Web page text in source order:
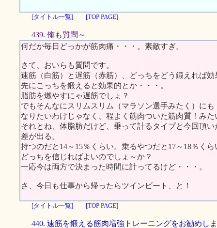
[タイトル一覧] [TOP PAGE]
439. 俺も質問～
何だか毎日どっかが筋肉痛・・・。素敵すぎ。
さて、おいらも質問です。
速筋（白筋）と遅筋（赤筋）、どっちをどう鍛えれば
先にこっちを鍛えると効果的とか・・・。
脂肪を燃やすにゃ遅筋でしょ？
でもそんなにスリムスリム（マラソン選手みたく）にも
なりたいわけじゃなく、程よく筋肉ついた筋肉質！み
それとね、体脂肪だけど、乗って計るタイプと今回頂
差が出る。
持つのだと14～15％くらい。乗るやつだと17～18％くら
どっちを信じればよいのでしょ～か？
一応今は両方で決まった時間に計ってるけど・・・。
さ、今日も仕事から帰ったらツインビート、と！
[タイトル一覧] [TOP PAGE]
440. 速筋を鍛える筋肉増強トレーニングをお勧めし